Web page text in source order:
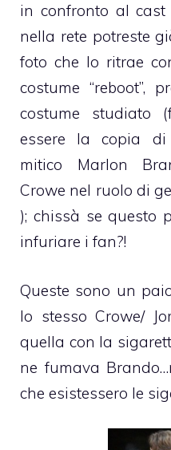
in confronto al cast
nella rete potreste
foto che lo ritrae
costume “reboot”,
costume studiato
essere la copia
mitico Marlon
Crowe nel ruolo di
); chissà se questo
infuriare i fan?!
Queste sono un
lo stesso Crowe/
quella con la
ne fumava
che esistessero le